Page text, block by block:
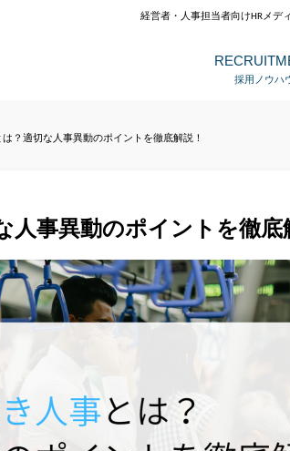
経営者・人事担当者向けHRメデ
採用ノウハ
？適切な人事異動のポイントを徹底解説！
人事異動のポイントを徹底